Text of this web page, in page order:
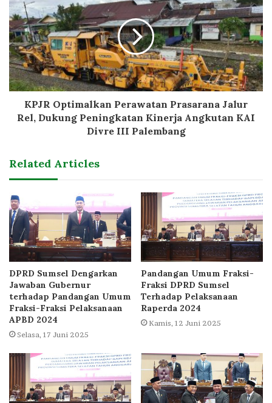
KPJR Optimalkan Perawatan Prasarana Jalur
Rel, Dukung Peningkatan Kinerja Angkutan KAI
Divre III Palembang
Related Articles
DPRD Sumsel Dengarkan
Jawaban Gubernur
terhadap Pandangan Umum
Fraksi-Fraksi Pelaksanaan
APBD 2024
Selasa, 17 Juni 2025
Pandangan Umum Fraksi-
Fraksi DPRD Sumsel
Terhadap Pelaksanaan
Raperda 2024
Kamis, 12 Juni 2025